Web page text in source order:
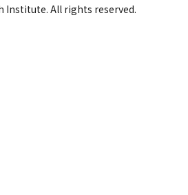
Institute. All rights reserved.